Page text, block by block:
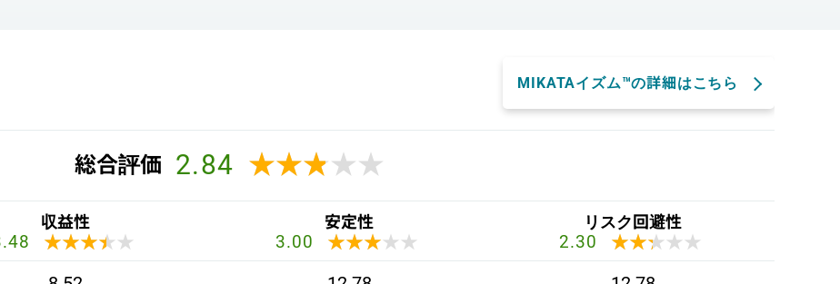
MIKATAイズム™の詳細はこちら
総合評価 2.84 ★★★★★
★★★★★
収益性
★★★★★
★★★★★
安定性
3.00 ★★★★★
★★★★★
リスク回避性
2.30 ★★★★★
★★★★★